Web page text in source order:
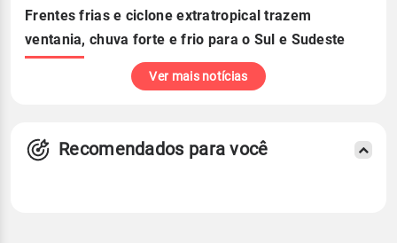
Frentes frias e ciclone extratropical trazem
ventania, chuva forte e frio para o Sul e Sudeste
Ver mais notícias
Recomendados para você